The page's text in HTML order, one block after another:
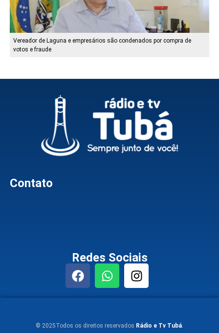
Vereador de Laguna e empresários são condenados por compra de
votos e fraude
Contato
Redes Sociais
© 2025Todos os direitos reservados Rádio e Tv Tubá.